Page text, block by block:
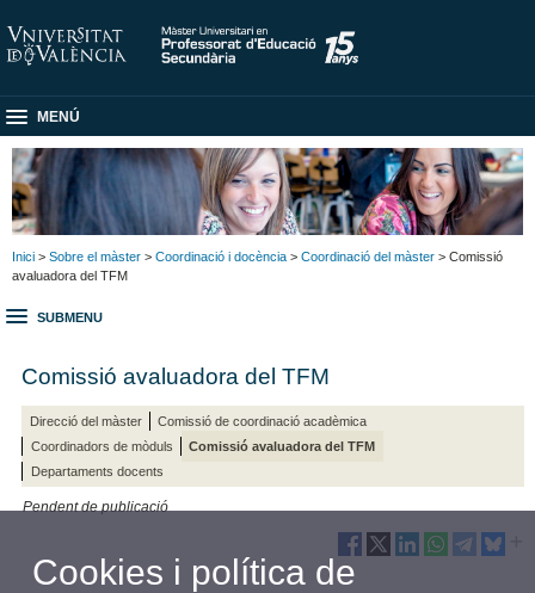
MENÚ
Inici > Sobre el màster > Coordinació i docència > Coordinació del màster > Comissió
avaluadora del TFM
SUBMENU
Comissió avaluadora del TFM
Direcció del màster
Comissió de coordinació acadèmica
Coordinadors de mòduls
Comissió avaluadora del TFM
Departaments docents
Pendent de publicació
Cookies i política de